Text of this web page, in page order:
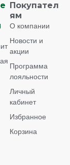
Покупател
ям
О компании
Новости и
акции
Программа
лояльности
Личный
кабинет
Избранное
Корзина